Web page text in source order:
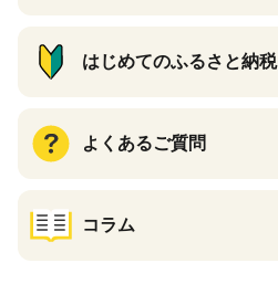
はじめてのふるさと納税
よくあるご質問
コラム